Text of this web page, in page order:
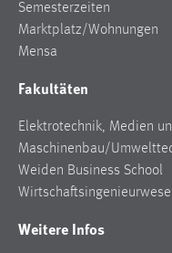
Semesterzeiten
Marktplatz/Wohnungen
Mensa
Fakultäten
Elektrotechnik, Medien
Maschinenbau/
Weiden Business School
Weitere Infos